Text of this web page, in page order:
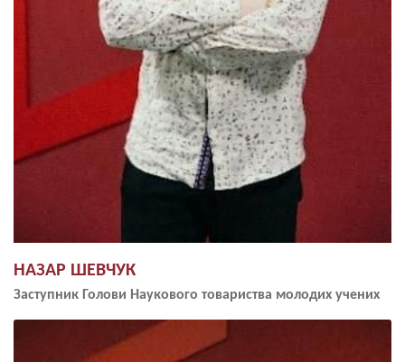
НАЗАР ШЕВЧУК
Заступник Голови Наукового товариства молодих учених